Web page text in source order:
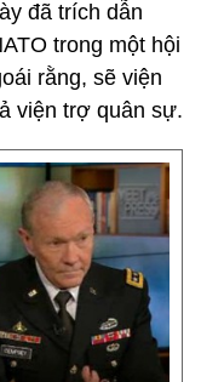
đã trích dẫn
trong một hội
rằng, sẽ viện
viện trợ quân sự.